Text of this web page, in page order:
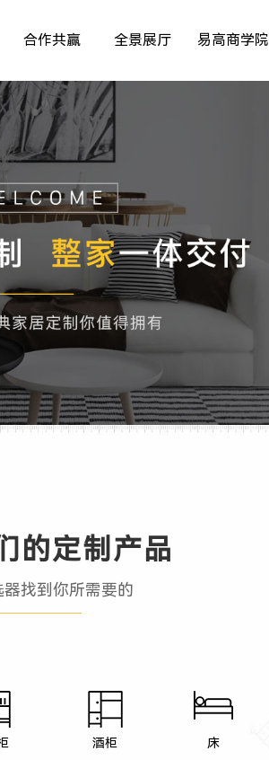
>
合作共赢 全景展厅 易高商学院
的定制产品
找到你所需要的
酒柜 床